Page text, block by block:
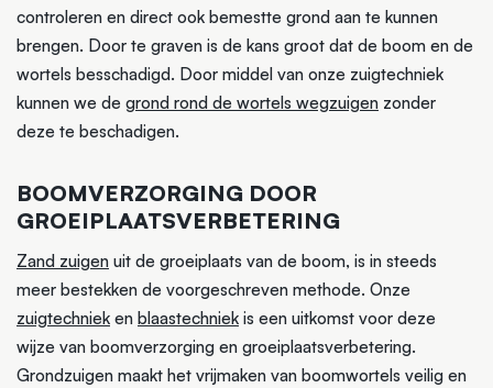
controleren en direct ook bemestte grond aan te kunnen
brengen. Door te graven is de kans groot dat de boom en de
wortels besschadigd. Door middel van onze zuigtechniek
kunnen we de grond rond de wortels wegzuigen zonder
deze te beschadigen.
BOOMVERZORGING DOOR
GROEIPLAATSVERBETERING
Zand zuigen uit de groeiplaats van de boom, is in steeds
meer bestekken de voorgeschreven methode. Onze
zuigtechniek en blaastechniek is een uitkomst voor deze
wijze van boomverzorging en groeiplaatsverbetering.
Grondzuigen maakt het vrijmaken van boomwortels veilig en